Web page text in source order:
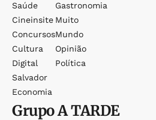
Saúde
Cineinsite
Concursos
Cultura
Digital
Salvador
Economia
Gastronomia
Muito
Mundo
Opinião
Política
GrupoA TARDE